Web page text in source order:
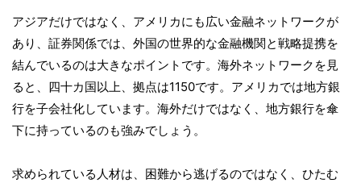
アジアだけではなく、アメリカにも広い金融ネットワークが
あり、証券関係では、外国の世界的な金融機関と戦略提携を
結んでいるのは大きなポイントです。海外ネットワークを見
ると、四十カ国以上、拠点は1150です。アメリカでは地方銀
行を子会社化しています。海外だけではなく、地方銀行を傘
下に持っているのも強みでしょう。
求められている人材は、困難から逃げるのではなく、ひたむ